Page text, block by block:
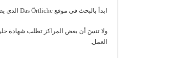
ابدأ بالبحث في موقع Das Örtliche الذي يضم قوائم وعناوين لمراكز الشباب في مختلف المدن الألمانية.
العمل.